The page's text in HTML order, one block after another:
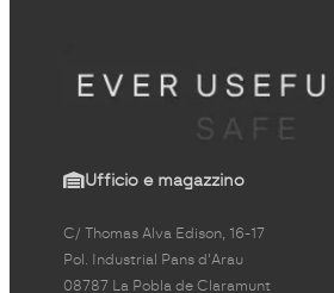
Ufficio e magazzino
C/ Thomas Alva Edison, 16-17
Pol. Industrial Pans d'Arau
08787 La Pobla de Claramunt